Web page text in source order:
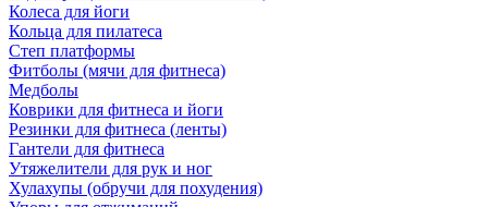
Колеса для йоги
Кольца для пилатеса
Степ платформы
Фитболы (мячи для фитнеса)
Медболы
Коврики для фитнеса и йоги
Резинки для фитнеса (ленты)
Гантели для фитнеса
Утяжелители для рук и ног
Хулахупы (обручи для похудения)